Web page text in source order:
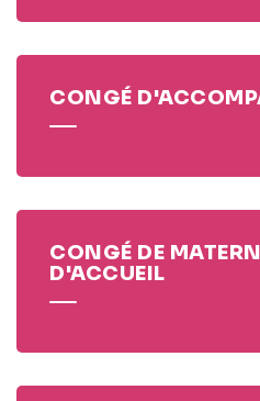
CONGÉ
CONGÉ DE
D'ACCUEIL